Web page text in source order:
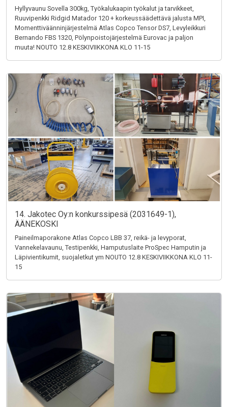
Hyllyvaunu Sovella 300kg, Työkalukaapin työkalut ja tarvikkeet,
Ruuvipenkki Ridgid Matador 120 + korkeussäädettävä jalusta MPI,
Momenttiväänninjärjestelmä Atlas Copco Tensor DS7, Levyleikkuri
Bernando FBS 1320, Pölynpoistojärjestelmä Eurovac ja paljon
muuta! NOUTO 12.8 KESKIVIIKKONA KLO 11-15
14. Jakotec Oy:n konkurssipesä (2031649-1),
ÄÄNEKOSKI
Paineilmaporakone Atlas Copco LBB 37, reikä- ja levyporat,
Vannekelavaunu, Testipenkki, Hamputuslaite ProSpec Hamputin ja
Läpivientikumit, suojaletkut ym NOUTO 12.8 KESKIVIIKKONA KLO 11-
15